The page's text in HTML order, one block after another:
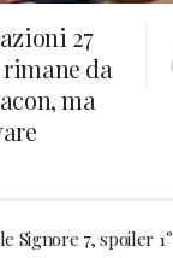
27
da
ma
Signore 7, spoiler 1°